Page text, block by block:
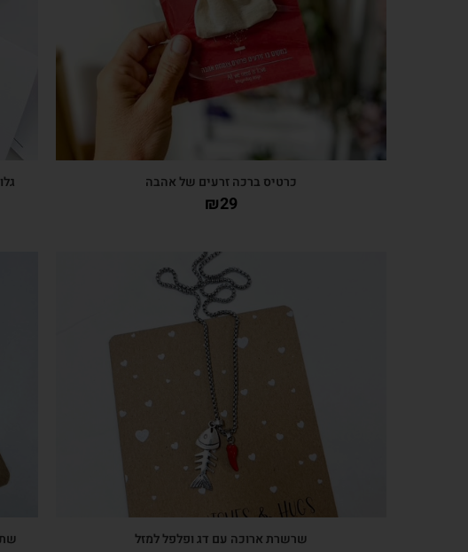
כרטיס ברכה זרעים של אהבה
₪29
שרשרת ארוכה עם דג ופלפל למזל